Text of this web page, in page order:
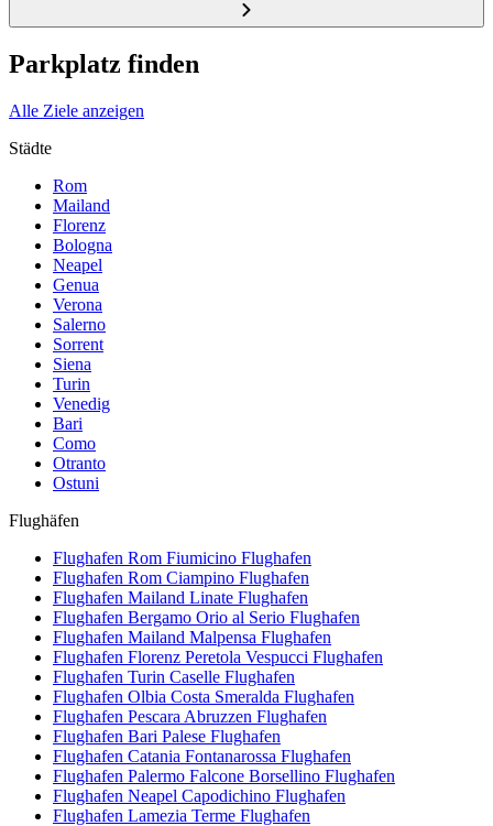
Parkplatz finden
Alle Ziele anzeigen
Städte
Rom
Mailand
Florenz
Bologna
Neapel
Genua
Verona
Salerno
Sorrent
Siena
Turin
Venedig
Bari
Como
Otranto
Ostuni
Flughäfen
Flughafen Rom Fiumicino Flughafen
Flughafen Rom Ciampino Flughafen
Flughafen Mailand Linate Flughafen
Flughafen Bergamo Orio al Serio Flughafen
Flughafen Mailand Malpensa Flughafen
Flughafen Florenz Peretola Vespucci Flughafen
Flughafen Turin Caselle Flughafen
Flughafen Olbia Costa Smeralda Flughafen
Flughafen Pescara Abruzzen Flughafen
Flughafen Bari Palese Flughafen
Flughafen Catania Fontanarossa Flughafen
Flughafen Palermo Falcone Borsellino Flughafen
Flughafen Neapel Capodichino Flughafen
Flughafen Lamezia Terme Flughafen